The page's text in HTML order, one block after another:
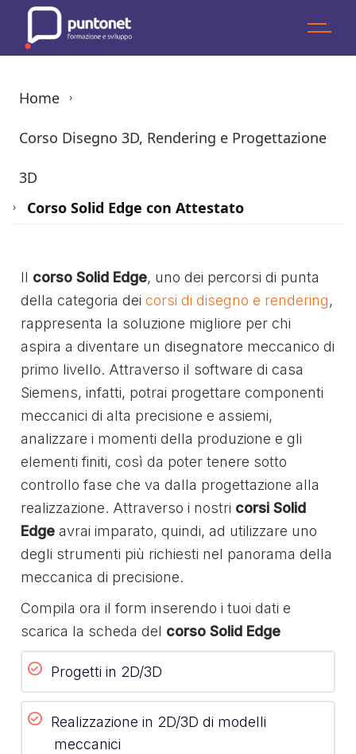
content
Home ›
Corso Disegno 3D, Rendering e Progettazione
3D
› Corso Solid Edge con Attestato
Il corso Solid Edge, uno dei percorsi di punta
della categoria deicorsi di disegno e rendering,
rappresenta la soluzione migliore per chi
aspira a diventare un disegnatore meccanico di
primo livello. Attraverso il software di casa
Siemens, infatti, potrai progettare componenti
meccanici di alta precisione e assiemi,
analizzare i momenti della produzione e gli
elementi finiti, così da poter tenere sotto
controllo fase che va dalla progettazione alla
realizzazione. Attraverso i nostri corsi Solid
Edge avrai imparato, quindi, ad utilizzare uno
degli strumenti più richiesti nel panorama della
meccanica di precisione.
Compila ora il form inserendo i tuoi dati e
scarica la scheda del corso Solid Edge
Progetti in 2D/3D
Realizzazione in 2D/3D di modelli
meccanici